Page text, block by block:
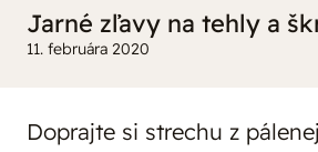
Jarné zľavy na tehly a
11. februára 2020
Doprajte si strechu z